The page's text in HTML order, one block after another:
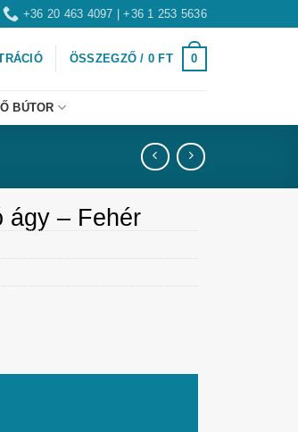
+36 20 463 4097 | +36 1 253 5636
ÖSSZEGZŐ / 0 FT 0
BÚTOR
ágy – Fehér